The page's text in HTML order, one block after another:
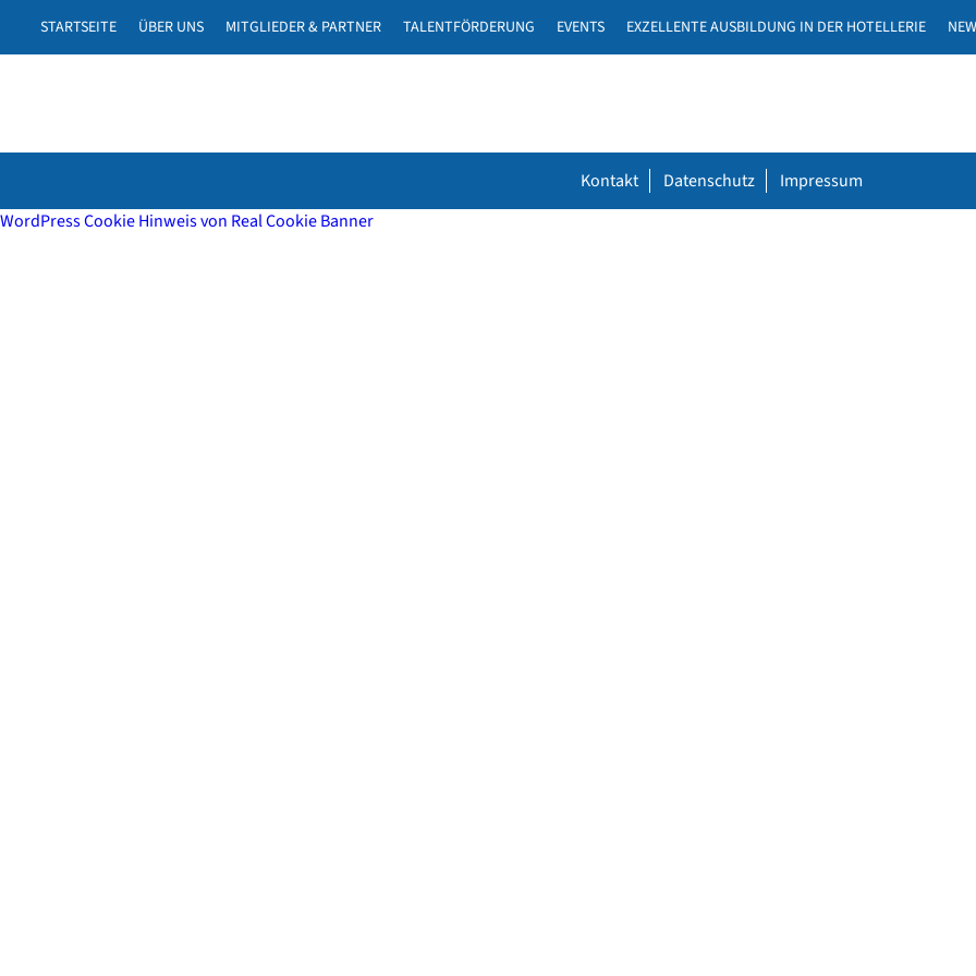
STARTSEITE ÜBER UNS MITGLIEDER & PARTNER TALENTFÖRDERUNG EVENTS EXZELLENTE AUSBILDUNG IN DER HOTELLERIE
Kontakt Datenschutz
Impressum
WordPress Cookie Hinweis von Real Cookie Banner